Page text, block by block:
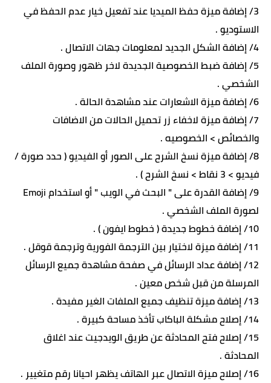
3/ إضافة ميزة حفظ الميديا عند تفعيل خيار عدم الحفظ في
الاستوديو .
4/ إضافة الشكل الجديد لمعلومات جهات الاتصال .
5/ إضافة ضبط الخصوصية الجديدة لاخر ظهور وصورة الملف
الشخصي .
6/ إضافة ميزة الاشعارات عند مشاهدة الحالة .
7/ إضافة ميزة لاخفاء زر تحميل الحالات من الاضافات
والخصائص > الخصوصيه .
8/ إضافة ميزة نسخ الشرح على الصور أو الفيديو ( حدد صورة /
فيديو > 3 نقاط > نسخ الشرح ) .
9/ إضافة القدرة على " البحث في الويب " أو استخدام Emoji
لصورة الملف الشخصي .
10/ إضافة خطوط جديدة ( خطوط ايفون ) .
11/ إضافة ميزة لاختيار بين الترجمة الفورية وترجمة قوقل .
12/ إضافة عداد الرسائل في صفحة مشاهدة جميع الرسائل
المرسلة من قبل شخص معين .
13/ إضافة ميزة تنظيف جميع الملفات الغير مفيدة .
14/ إصلاح مشكلة الباكاب تأخذ مساحة كبيرة .
15/ إصلاح فتح المحادثة عن طريق الويدجيت عند اغلاق
المحادثة .
16/ إصلاح ميزة الاتصال عبر الهاتف يظهر احيانا رقم متغيير .